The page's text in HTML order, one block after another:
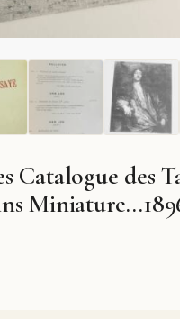
Catalogue des